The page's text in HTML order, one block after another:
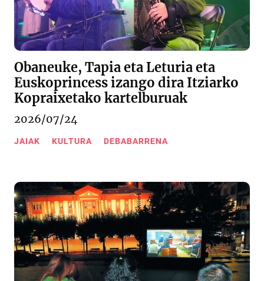
Obaneuke, Tapia eta Leturia eta
Euskoprincess izango dira Itziarko
Kopraixetako kartelburuak
2026/07/24
JAIAK KULTURA DEBABARRENA